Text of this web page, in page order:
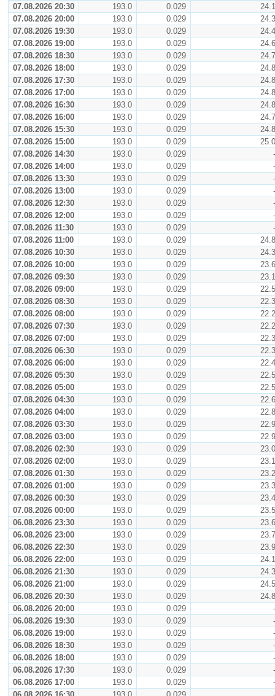
07.08.2026 20:30
193.0 0.029
24.1
07.08.2026 20:00
193.0 0.029
24.3
07.08.2026 19:30
193.0 0.029
24.4
07.08.2026 19:00
193.0 0.029
24.6
07.08.2026 18:30
193.0 0.029
24.7
07.08.2026 18:00
193.0 0.029
24.8
07.08.2026 17:30
193.0 0.029
24.8
07.08.2026 17:00
193.0 0.029
24.8
07.08.2026 16:30
193.0 0.029
24.8
07.08.2026 16:00
193.0 0.029
24.7
07.08.2026 15:30
193.0 0.029
24.8
07.08.2026 15:00
193.0 0.029
25.0
07.08.2026 14:30
193.0 0.029
-
07.08.2026 14:00
193.0 0.029
-
07.08.2026 13:30
193.0 0.029
-
07.08.2026 13:00
193.0 0.029
-
07.08.2026 12:30
193.0 0.029
-
07.08.2026 12:00
193.0 0.029
-
07.08.2026 11:30
193.0 0.029
-
07.08.2026 11:00
193.0 0.029
24.8
07.08.2026 10:30
193.0 0.029
24.3
07.08.2026 10:00
193.0 0.029
23.6
07.08.2026 09:30
193.0 0.029
23.1
07.08.2026 09:00
193.0 0.029
22.5
07.08.2026 08:30
193.0 0.029
22.3
07.08.2026 08:00
193.0 0.029
22.2
07.08.2026 07:30
193.0 0.029
22.2
07.08.2026 07:00
193.0 0.029
22.3
07.08.2026 06:30
193.0 0.029
22.3
07.08.2026 06:00
193.0 0.029
22.4
07.08.2026 05:30
193.0 0.029
22.5
07.08.2026 05:00
193.0 0.029
22.5
07.08.2026 04:30
193.0 0.029
22.6
07.08.2026 04:00
193.0 0.029
22.8
07.08.2026 03:30
193.0 0.029
22.9
07.08.2026 03:00
193.0 0.029
22.9
07.08.2026 02:30
193.0 0.029
23.0
07.08.2026 02:00
193.0 0.029
23.1
07.08.2026 01:30
193.0 0.029
23.2
07.08.2026 01:00
193.0 0.029
23.3
07.08.2026 00:30
193.0 0.029
23.4
07.08.2026 00:00
193.0 0.029
23.5
06.08.2026 23:30
193.0 0.029
23.6
06.08.2026 23:00
193.0 0.029
23.7
06.08.2026 22:30
193.0 0.029
23.9
06.08.2026 22:00
193.0 0.029
24.1
06.08.2026 21:30
193.0 0.029
24.3
06.08.2026 21:00
193.0 0.029
24.5
06.08.2026 20:30
193.0 0.029
24.8
06.08.2026 20:00
193.0 0.029
-
06.08.2026 19:30
193.0 0.029
-
06.08.2026 19:00
193.0 0.029
-
06.08.2026 18:30
193.0 0.029
-
06.08.2026 18:00
193.0 0.029
-
06.08.2026 17:30
193.0 0.029
-
06.08.2026 17:00
193.0 0.029
-